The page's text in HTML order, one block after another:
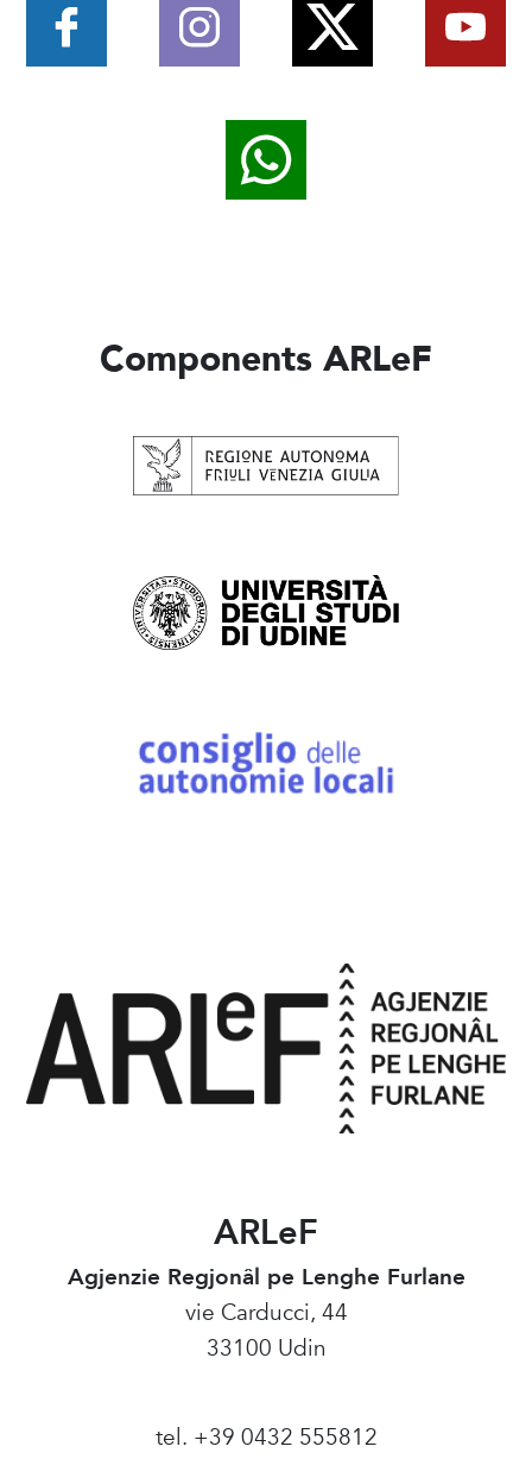
Components ARLeF
ARLeF
Agjenzie Regjonâl pe Lenghe Furlane
vie Carducci, 44
33100 Udin
tel. +39 0432 555812